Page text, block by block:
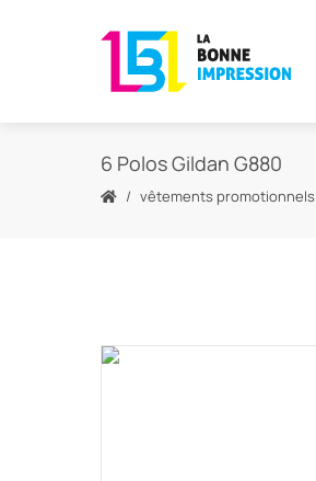
6 Polos Gildan G880
vêtements promotionnels